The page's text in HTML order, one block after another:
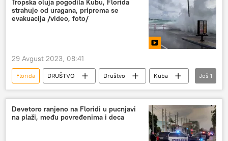
Tropska oluja pogodila Kubu, Florida
strahuje od uragana, priprema se
evakuacija /video, foto/
29 Avgust 2023, 08:41
Florida DRUŠTVO Društvo
Kuba
oluja
Još 1
Devetoro ranjeno na Floridi u pucnjavi
na plaži, među povređenima i deca